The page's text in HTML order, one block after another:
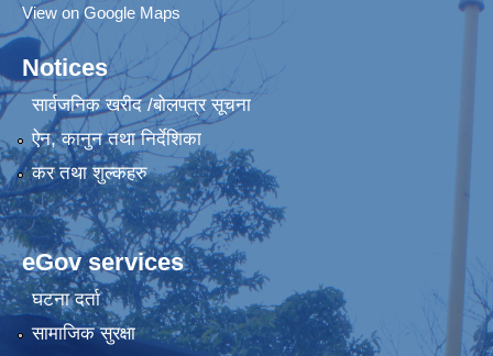
View on Google Maps
Notices
सार्वजनिक खरीद /बोलपत्र सूचना
ऐन, कानुन तथा निर्देशिका
कर तथा शुल्कहरु
eGov services
घटना दर्ता
सामाजिक सुरक्षा